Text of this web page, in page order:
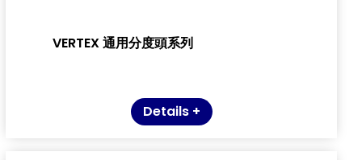
VERTEX 通用分度頭系列
Details +